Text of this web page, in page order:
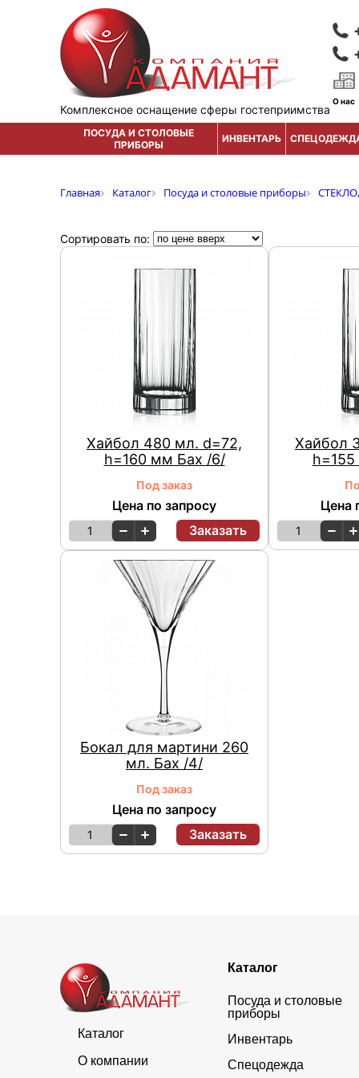
Комплексное оснащение сферы гостеприимства
О нас
ПОСУДА И СТОЛОВЫЕ
ПРИБОРЫ
ИНВЕНТАРЬ
Главная Каталог Посуда и столовые приборы
Сортировать по:
Хайбол 480 мл. d=72,
h=160 мм Бах /6/
Под заказ
Цена по запросу
1 Заказать
Хайбол
Цена
1
Бокал для мартини 260
мл. Бах /4/
Под заказ
Цена по запросу
1 Заказать
Каталог
О компании
Каталог
Посуда и столовые
приборы
Инвентарь
Спецодежда